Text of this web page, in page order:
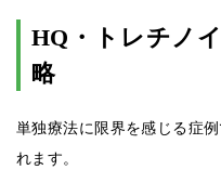
HQ・トレチノ
略
単独療法に限界を感じる症
れます。